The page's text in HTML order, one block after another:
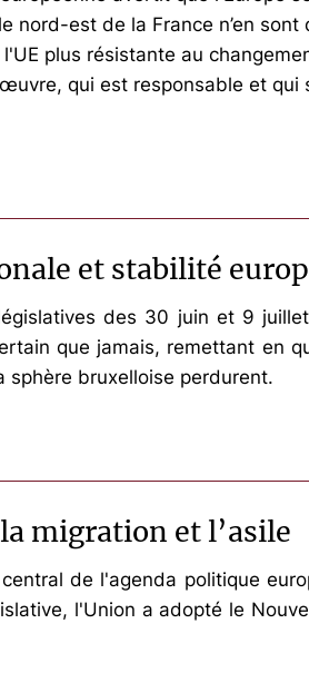
est de la France n’en sont
plus résistante au
qui est responsable et
et stabilité
des 30 juin et 9
que jamais, remettant en
bruxelloise perdurent.
migration et l’asile
de l'agenda politique
l'Union a adopté le